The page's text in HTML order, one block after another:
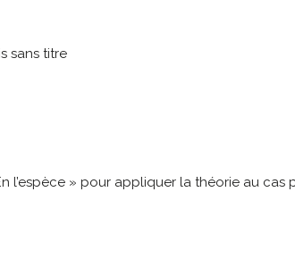
sans titre
l’espèce » pour appliquer la théorie au cas